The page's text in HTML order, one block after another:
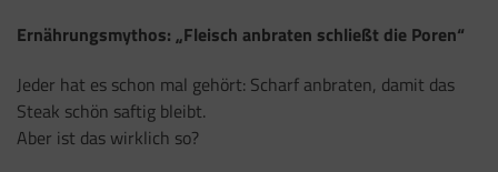
Ernährungsmythos: „Fleisch anbraten schließt die Poren“
Jeder hat es schon mal gehört: Scharf anbraten, damit das
Steak schön saftig bleibt.
Aber ist das wirklich so?